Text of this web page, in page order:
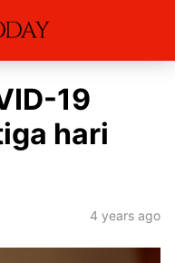
19
hari
4 years ago